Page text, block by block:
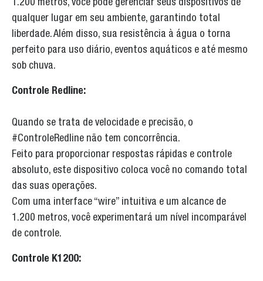
1.200 metros, você pode gerenciar seus dispositivos de
qualquer lugar em seu ambiente, garantindo total
liberdade. Além disso, sua resistência à água o torna
perfeito para uso diário, eventos aquáticos e até mesmo
sob chuva.
Controle Redline:
Quando se trata de velocidade e precisão, o
#ControleRedline não tem concorrência.
Feito para proporcionar respostas rápidas e controle
absoluto, este dispositivo coloca você no comando total
das suas operações.
Com uma interface “wire” intuitiva e um alcance de
1.200 metros, você experimentará um nível incomparável
de controle.
Controle K1200: